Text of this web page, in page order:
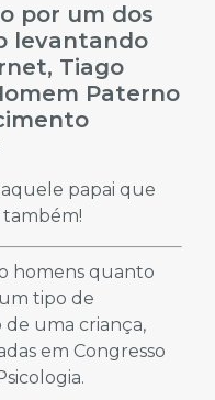
por um dos
levantando
Tiago
Paterno
papai que
homens quanto
tipo de
de uma criança,
em Congresso